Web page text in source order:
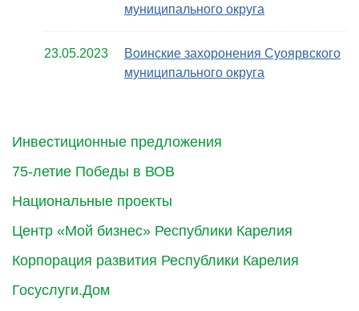
Инвестиционные предложения
75-летие Победы в ВОВ
Национальные проекты
Центр «Мой бизнес» Республики Карелия
Корпорация развития Республики Карелия
Госуслуги.Дом
муниципального округа
23.05.2023
Воинские захоронения Суоярвского
муниципального округа